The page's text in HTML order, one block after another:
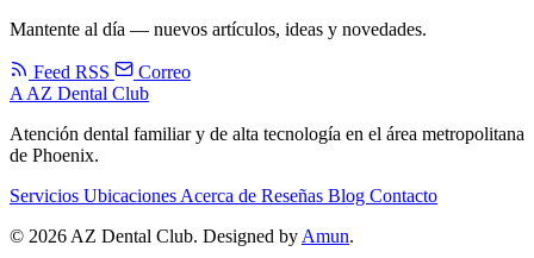
Mantente al día — nuevos artículos, ideas y novedades.
Feed RSS
Correo
A AZ Dental Club
Atención dental familiar y de alta tecnología en el área metropolitana
de Phoenix.
Servicios Ubicaciones Acerca de Reseñas Blog Contacto
© 2026 AZ Dental Club. Designed by Amun.